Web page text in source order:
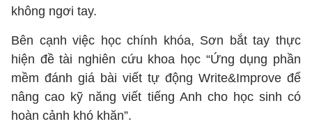
không ngơi tay.
Bên cạnh việc học chính khóa, Sơn bắt tay thực
hiện đề tài nghiên cứu khoa học “Ứng dụng phần
mềm đánh giá bài viết tự động Write&Improve để
nâng cao kỹ năng viết tiếng Anh cho học sinh có
hoàn cảnh khó khăn”.